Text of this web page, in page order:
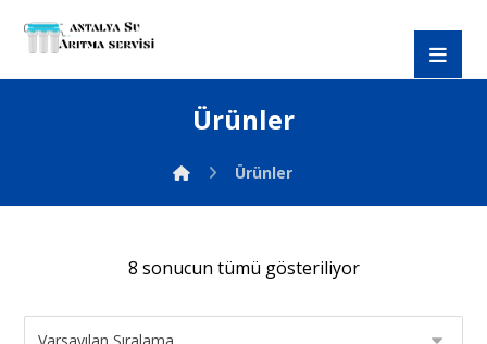
Ürünler
Ürünler
8 sonucun tümü gösteriliyor